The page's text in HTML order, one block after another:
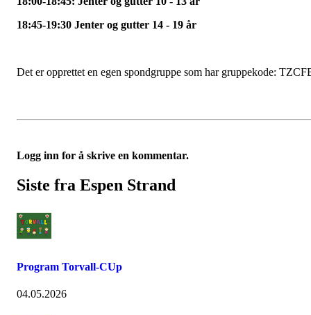
18:45-19:30 Jenter og gutter 14 - 19 år
Det er opprettet en egen spondgruppe som har gruppekode:
Logg inn for å skrive en kommentar.
Siste fra Espen Strand
Program Torvall-CUp
04.05.2026